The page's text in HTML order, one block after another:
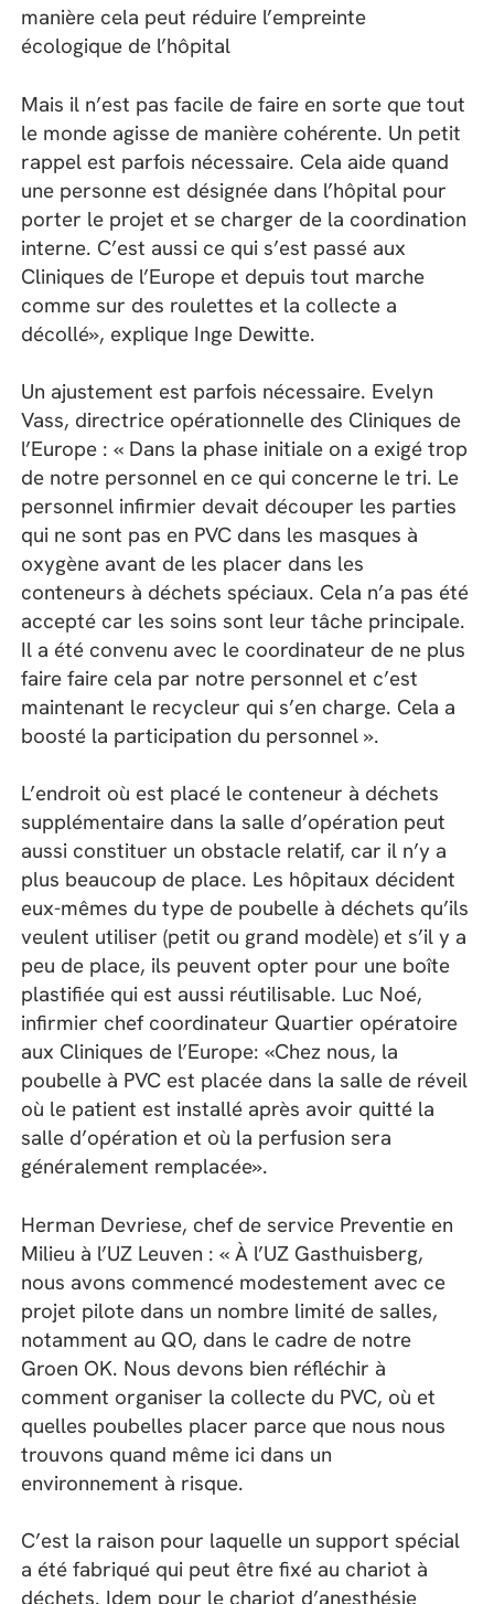
manière cela peut réduire l’empreinte
écologique de l’hôpital
Mais il n’est pas facile de faire en sorte que tout
le monde agisse de manière cohérente. Un petit
rappel est parfois nécessaire. Cela aide quand
une personne est désignée dans l’hôpital pour
porter le projet et se charger de la coordination
interne. C’est aussi ce qui s’est passé aux
Cliniques de l’Europe et depuis tout marche
comme sur des roulettes et la collecte a
décollé», explique Inge Dewitte.
Un ajustement est parfois nécessaire. Evelyn
Vass, directrice opérationnelle des Cliniques de
l’Europe : « Dans la phase initiale on a exigé trop
de notre personnel en ce qui concerne le tri. Le
personnel infirmier devait découper les parties
qui ne sont pas en PVC dans les masques à
oxygène avant de les placer dans les
conteneurs à déchets spéciaux. Cela n’a pas été
accepté car les soins sont leur tâche principale.
Il a été convenu avec le coordinateur de ne plus
faire faire cela par notre personnel et c’est
maintenant le recycleur qui s’en charge. Cela a
boosté la participation du personnel ».
L’endroit où est placé le conteneur à déchets
supplémentaire dans la salle d’opération peut
aussi constituer un obstacle relatif, car il n’y a
plus beaucoup de place. Les hôpitaux décident
eux-mêmes du type de poubelle à déchets qu’ils
veulent utiliser (petit ou grand modèle) et s’il y a
peu de place, ils peuvent opter pour une boîte
plastifiée qui est aussi réutilisable. Luc Noé,
infirmier chef coordinateur Quartier opératoire
aux Cliniques de l’Europe: «Chez nous, la
poubelle à PVC est placée dans la salle de réveil
où le patient est installé après avoir quitté la
salle d’opération et où la perfusion sera
généralement remplacée».
Herman Devriese, chef de service Preventie en
Milieu à l’UZ Leuven : « À l’UZ Gasthuisberg,
nous avons commencé modestement avec ce
projet pilote dans un nombre limité de salles,
notamment au QO, dans le cadre de notre
Groen OK. Nous devons bien réfléchir à
comment organiser la collecte du PVC, où et
quelles poubelles placer parce que nous nous
trouvons quand même ici dans un
environnement à risque.
C’est la raison pour laquelle un support spécial
a été fabriqué qui peut être fixé au chariot à
déchets. Idem pour le chariot d’anesthésie